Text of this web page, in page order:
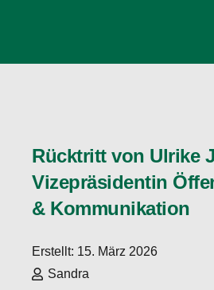
Rücktritt von Ulrike
Vizepräsidentin
& Kommunikation
Erstellt: 15. März 2026
Sandra